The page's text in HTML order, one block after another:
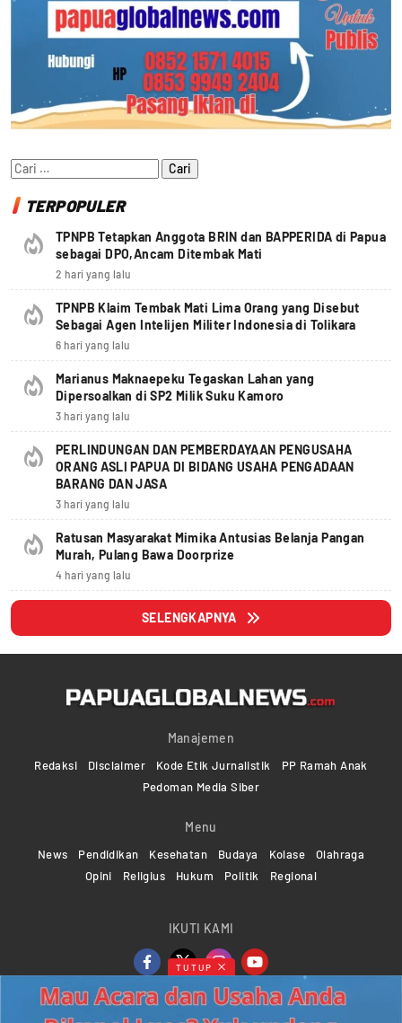
Cari
untuk:
TERPOPULER
TPNPB Tetapkan Anggota BRIN dan BAPPERIDA di Papua
sebagai DPO,Ancam Ditembak Mati
2 hari yang lalu
TPNPB Klaim Tembak Mati Lima Orang yang Disebut
Sebagai Agen Intelijen Militer Indonesia di Tolikara
6 hari yang lalu
Marianus Maknaepeku Tegaskan Lahan yang
Dipersoalkan di SP2 Milik Suku Kamoro
3 hari yang lalu
PERLINDUNGAN DAN PEMBERDAYAAN PENGUSAHA
ORANG ASLI PAPUA DI BIDANG USAHA PENGADAAN
BARANG DAN JASA
3 hari yang lalu
Ratusan Masyarakat Mimika Antusias Belanja Pangan
Murah, Pulang Bawa Doorprize
4 hari yang lalu
SELENGKAPNYA
Manajemen
Redaksi Disclaimer Kode Etik Jurnalistik
PP Ramah Anak
Pedoman Media Siber
Menu
News Pendidikan Kesehatan Budaya Kolase
Olahraga
Opini
Religius Hukum Politik Regional
IKUTI KAMI
Copyright ©2024-2026 Papuaglobalnews.com | All rights
TUTUP